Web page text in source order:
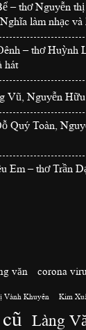
– thơ Nguyễn
làm nhạc và
– thơ Huỳnh
hát
Vũ, Nguyễn
Quý Toàn,
Em – thơ Trần
văn corona
Vành Khuyên Kim
Làng